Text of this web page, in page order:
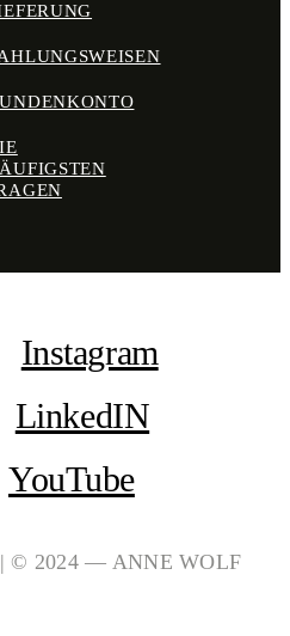
Instagram
LinkedIN
YouTube
| © 2024 — ANNE WOLF